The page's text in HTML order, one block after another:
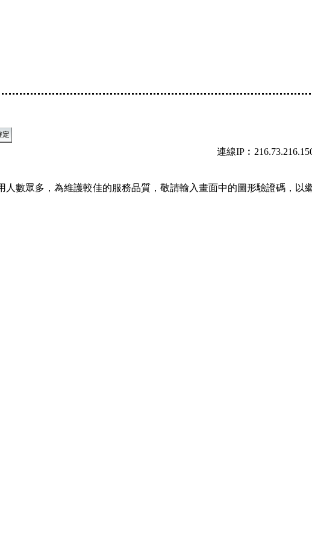
連線
人數眾多，為維護較佳的服務品質，敬請輸入畫面中的圖形驗證碼，以